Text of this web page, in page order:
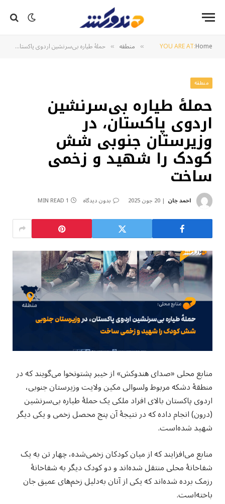
YOU ARE AT:Home
» منطقه » حملهٔ طیاره بی‌سرنشین اردوی پاکستان، در وزیرستان جنوبی شش کودک را شهید و زخمی ساخت
منطقه
حملهٔ طیاره بی‌سرنشین
اردوی پاکستان، در
وزیرستان جنوبی شش
کودک را شهید و زخمی
ساخت
احمد جان 20 جون 2025 بدون دیدگاه 1 MIN READ
منابع محلی «صدای هندوکش» از خیبر پشتونخوا می‌گویند که در
منطقهٔ دشکه مربوط ولسوالی مکین ولایت وزیرستان جنوبی،
اردوی پاکستان بالای افراد ملکی یک حملهٔ طیاره بی‌سرنشین
(درون) انجام داده که در نتیجهٔ آن پنج محصل زخمی و یکی دیگر
شهید شده‌است.
منابع می‌افزایند که از میان کودکان زخمی‌شده، چهار تن به یک
شفاخانهٔ محلی منتقل شده‌اند و دو کودک دیگر به شفاخانهٔ
رزمک برده شده‌اند که یکی از آنان به‌دلیل زخم‌های عمیق جان
باخته‌است.